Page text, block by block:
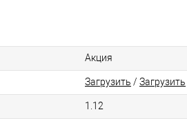
Акция
Загрузить / Загрузить
1.12